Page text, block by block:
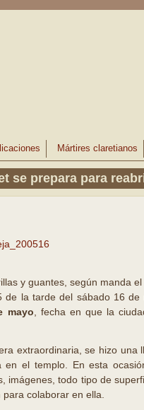
Mártires claretianos
se prepara para
y guantes, según manda
de la tarde del sábado 16
mayo , fecha en que la
extraordinaria, se hizo
en el templo. En esta
imágenes, todo tipo de
colaborar en ella.